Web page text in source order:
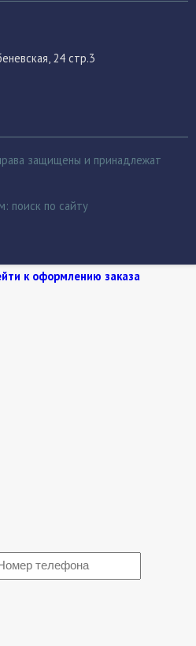
24 стр.3
защищены и принадлежат
поиск по сайту
к оформлению заказа